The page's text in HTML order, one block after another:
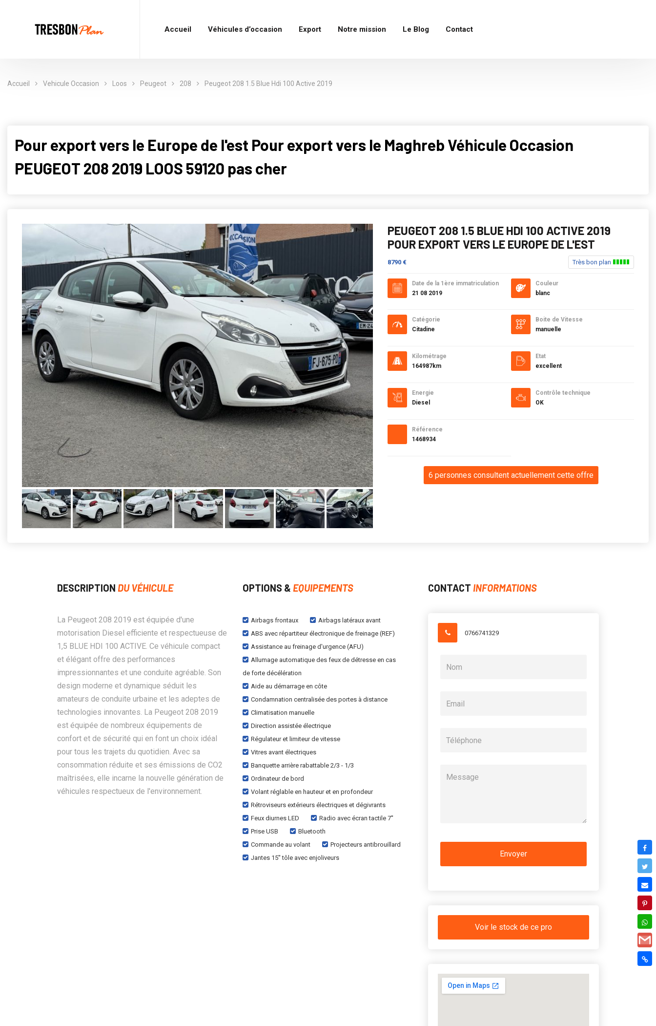
Accueil Véhicules d’occasion Export Notre mission Le Blog Contact
Accueil Vehicule Occasion Loos Peugeot 208 Peugeot 208 1.5 Blue Hdi 100 Active 2019
Pour export vers le Europe de l'est Pour export vers le Maghreb Véhicule Occasion
PEUGEOT 208 2019 LOOS 59120 pas cher
PEUGEOT 208 1.5 BLUE HDI 100 ACTIVE 2019
POUR EXPORT VERS LE EUROPE DE L'EST
8790 € Très bon plan
Date de la 1ère immatriculation
21 08 2019
Catégorie
Citadine
Kilométrage
164987km
Energie
Diesel
Référence
1468934
Couleur
blanc
Boite de Vitesse
manuelle
Etat
excellent
Contrôle technique
OK
6 personnes consultent actuellement cette offre
DESCRIPTION DU VÉHICULE
La Peugeot 208 2019 est équipée d'une
motorisation Diesel efficiente et respectueuse de
1,5 BLUE HDI 100 ACTIVE. Ce véhicule compact
et élégant offre des performances
impressionnantes et une conduite agréable. Son
design moderne et dynamique séduit les
amateurs de conduite urbaine et les adeptes de
technologies innovantes. La Peugeot 208 2019
est équipée de nombreux équipements de
confort et de sécurité qui en font un choix idéal
pour tous les trajets du quotidien. Avec sa
consommation réduite et ses émissions de CO2
maîtrisées, elle incarne la nouvelle génération de
véhicules respectueux de l'environnement.
OPTIONS & EQUIPEMENTS
Airbags frontaux
Airbags latéraux avant
ABS avec répartiteur électronique de freinage (REF)
Assistance au freinage d'urgence (AFU)
Allumage automatique des feux de détresse en cas
de forte décélération
Aide au démarrage en côte
Condamnation centralisée des portes à distance
Climatisation manuelle
Direction assistée électrique
Régulateur et limiteur de vitesse
Vitres avant électriques
Banquette arrière rabattable 2/3 - 1/3
Ordinateur de bord
Volant réglable en hauteur et en profondeur
Rétroviseurs extérieurs électriques et dégivrants
Feux diurnes LED
Radio avec écran tactile 7''
Prise USB
Bluetooth
Commande au volant
Projecteurs antibrouillard
Jantes 15'' tôle avec enjoliveurs
CONTACT INFORMATIONS
0766741329
Voir le stock de ce pro